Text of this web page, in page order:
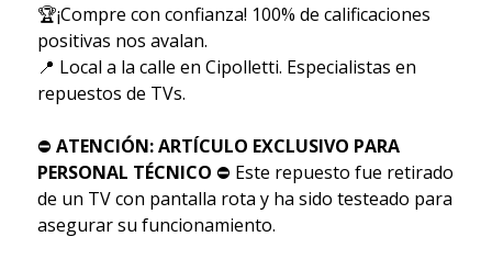
🏆¡Compre con confianza! 100% de calificaciones
positivas nos avalan.
📍 Local a la calle en Cipolletti. Especialistas en
repuestos de TVs.
⛔ ATENCIÓN: ARTÍCULO EXCLUSIVO PARA
PERSONAL TÉCNICO ⛔ Este repuesto fue retirado
de un TV con pantalla rota y ha sido testeado para
asegurar su funcionamiento.